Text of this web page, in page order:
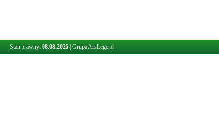
Stan prawny: 08.08.2026 Grupa ArsLege.pl